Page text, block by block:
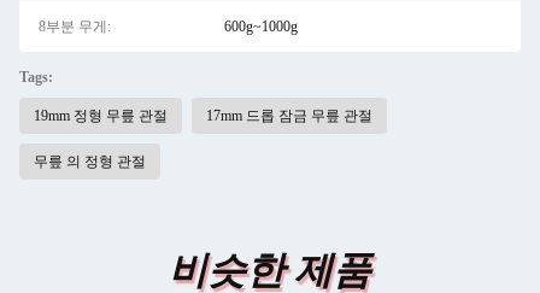
8부분 무게: 600g~1000g
Tags:
19mm 정형 무릎 관절 17mm 드롭 잠금 무릎 관절
무릎 의 정형 관절
비슷한 제품